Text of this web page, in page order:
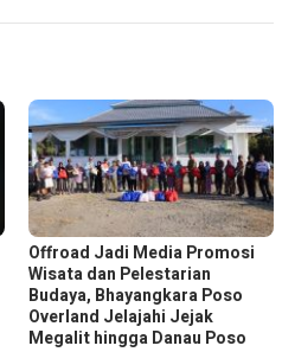
Offroad Jadi Media Promosi
Wisata dan Pelestarian
Budaya, Bhayangkara Poso
Overland Jelajahi Jejak
Megalit hingga Danau Poso